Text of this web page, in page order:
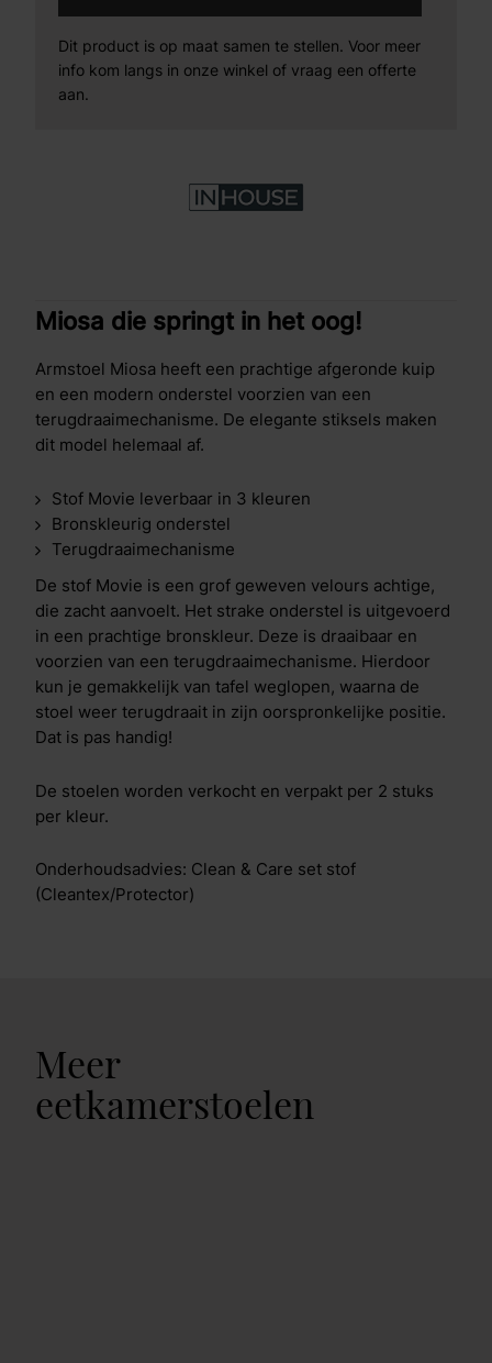
Dit product is op maat samen te stellen. Voor meer
info kom langs in onze winkel of vraag een offerte
aan.
Miosa die springt in het oog!
Armstoel Miosa heeft een prachtige afgeronde kuip
en een modern onderstel voorzien van een
terugdraaimechanisme. De elegante stiksels maken
dit model helemaal af.
Stof Movie leverbaar in 3 kleuren
Bronskleurig onderstel
Terugdraaimechanisme
De stof Movie is een grof geweven velours achtige,
die zacht aanvoelt. Het strake onderstel is uitgevoerd
in een prachtige bronskleur. Deze is draaibaar en
voorzien van een terugdraaimechanisme. Hierdoor
kun je gemakkelijk van tafel weglopen, waarna de
stoel weer terugdraait in zijn oorspronkelijke positie.
Dat is pas handig!
De stoelen worden verkocht en verpakt per 2 stuks
per kleur.
Onderhoudsadvies: Clean & Care set stof
(Cleantex/Protector)
Meer
eetkamerstoelen